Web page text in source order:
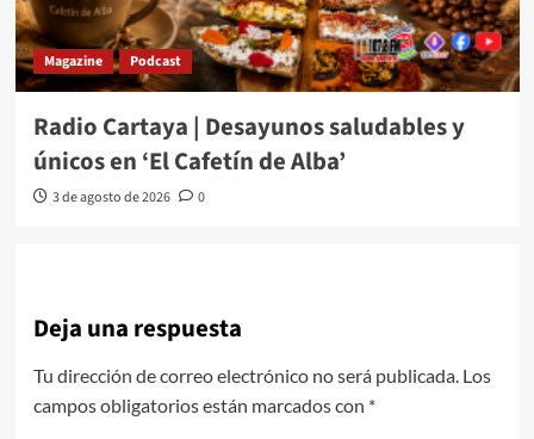
Magazine Podcast
Radio Cartaya | Desayunos saludables y
únicos en ‘El Cafetín de Alba’
3 de agosto de 2026 0
Deja una respuesta
Tu dirección de correo electrónico no será publicada. Los
campos obligatorios están marcados con *